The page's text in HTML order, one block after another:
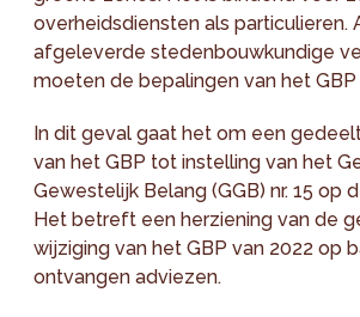
overheidsdiensten als particulieren.
afgeleverde stedenbouwkundige
moeten de bepalingen van het
In dit geval gaat het om een
van het GBP tot instelling van het
Gewestelijk Belang (GGB) nr. 15 op
Het betreft een herziening van de
wijziging van het GBP van 2022 op
ontvangen adviezen.